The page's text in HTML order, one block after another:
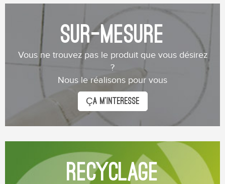
SUR-MESURE
Vous ne trouvez pas le produit que vous désirez
?
Nous le réalisons pour vous
ÇA M’INTERESSE
RECYCLAGE